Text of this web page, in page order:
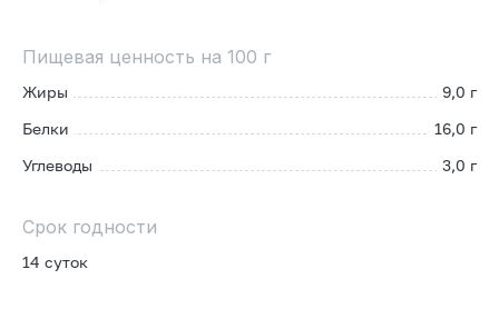
Пищевая ценность на 100 г
Жиры
9,0 г
Белки
16,0 г
Углеводы
3,0 г
Срок годности
14 суток